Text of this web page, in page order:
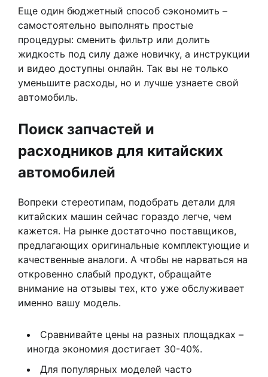
Еще один бюджетный способ сэкономить –
самостоятельно выполнять простые
процедуры: сменить фильтр или долить
жидкость под силу даже новичку, а инструкции
и видео доступны онлайн. Так вы не только
уменьшите расходы, но и лучше узнаете свой
автомобиль.
Поиск запчастей и
расходников для китайских
автомобилей
Вопреки стереотипам, подобрать детали для
китайских машин сейчас гораздо легче, чем
кажется. На рынке достаточно поставщиков,
предлагающих оригинальные комплектующие и
качественные аналоги. А чтобы не нарваться на
откровенно слабый продукт, обращайте
внимание на отзывы тех, кто уже обслуживает
именно вашу модель.
Сравнивайте цены на разных площадках –
иногда экономия достигает 30-40%.
Для популярных моделей часто